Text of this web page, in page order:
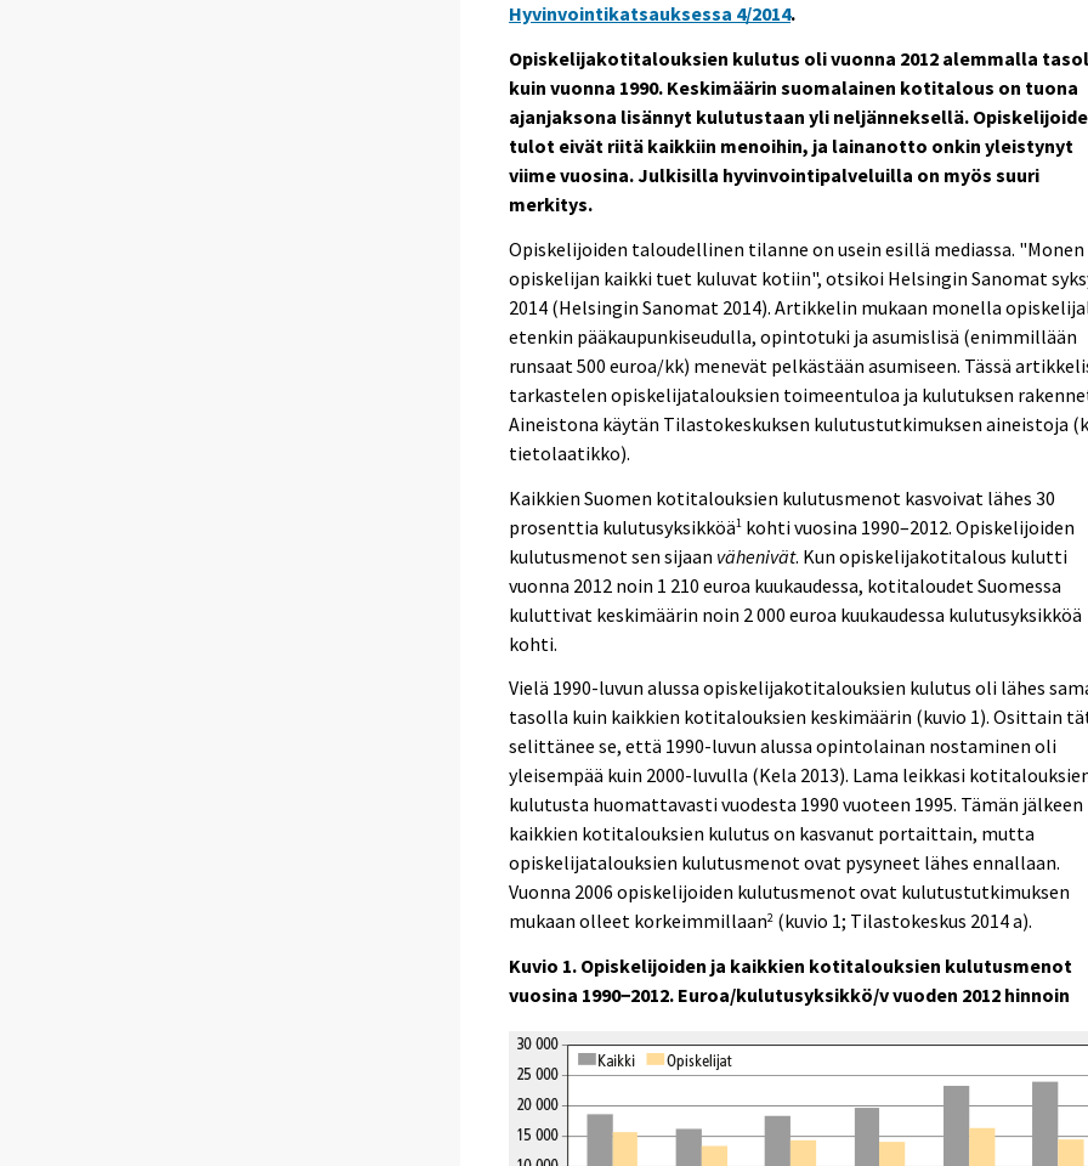
Hyvinvointikatsauksessa 4/2014.
Opiskelijakotitalouksien kulutus oli vuonna 2012 alemmalla
kuin vuonna 1990. Keskimäärin suomalainen kotitalous on tuona
ajanjaksona lisännyt kulutustaan yli neljänneksellä.
tulot eivät riitä kaikkiin menoihin, ja lainanotto onkin yleistynyt
viime vuosina. Julkisilla hyvinvointipalveluilla on myös suuri
merkitys.
Opiskelijoiden taloudellinen tilanne on usein esillä mediassa. "Monen
opiskelijan kaikki tuet kuluvat kotiin", otsikoi Helsingin Sanomat
2014 (Helsingin Sanomat 2014). Artikkelin mukaan monella
etenkin pääkaupunkiseudulla, opintotuki ja asumislisä (enimmillään
runsaat 500 euroa/kk) menevät pelkästään asumiseen. Tässä
tarkastelen opiskelijatalouksien toimeentuloa ja kulutuksen
Aineistona käytän Tilastokeskuksen kulutustutkimuksen aineistoja
tietolaatikko).
Kaikkien Suomen kotitalouksien kulutusmenot kasvoivat lähes 30
prosenttia kulutusyksikköä1 kohti vuosina 1990–2012. Opiskelijoiden
kulutusmenot sen sijaan vähenivät. Kun opiskelijakotitalous kulutti
vuonna 2012 noin 1 210 euroa kuukaudessa, kotitaloudet Suomessa
kuluttivat keskimäärin noin 2 000 euroa kuukaudessa kulutusyksikköä
kohti.
Vielä 1990-luvun alussa opiskelijakotitalouksien kulutus oli lähes
tasolla kuin kaikkien kotitalouksien keskimäärin (kuvio 1). Osittain
selittänee se, että 1990-luvun alussa opintolainan nostaminen oli
yleisempää kuin 2000-luvulla (Kela 2013). Lama leikkasi
kulutusta huomattavasti vuodesta 1990 vuoteen 1995. Tämän jälkeen
kaikkien kotitalouksien kulutus on kasvanut portaittain, mutta
opiskelijatalouksien kulutusmenot ovat pysyneet lähes ennallaan.
Vuonna 2006 opiskelijoiden kulutusmenot ovat kulutustutkimuksen
mukaan olleet korkeimmillaan2 (kuvio 1; Tilastokeskus 2014 a).
Kuvio 1. Opiskelijoiden ja kaikkien kotitalouksien kulutusmenot
vuosina 1990−2012. Euroa/kulutusyksikkö/v vuoden 2012 hinnoin